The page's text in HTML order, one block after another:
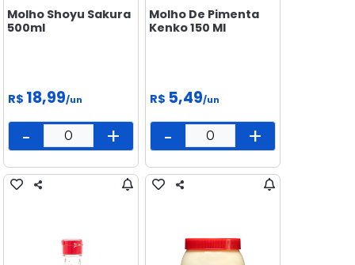
Molho Shoyu Sakura
500ml
R$ 18,99/un
- +
Molho De Pimenta
Kenko 150 Ml
R$ 5,49/un
- +